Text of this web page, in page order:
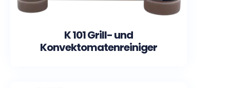
K 101 Grill- und
Konvektomatenreiniger